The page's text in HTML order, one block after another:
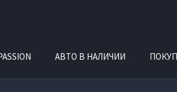
АВТО В НАЛИЧИИ